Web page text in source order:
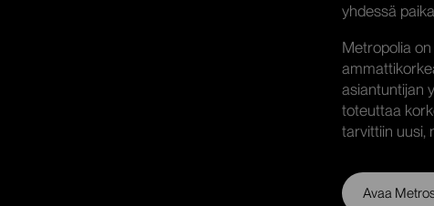
yhdessä
Metropolia
asiantuntijan
toteuttaa
tarvittiin uusi,
Avaa